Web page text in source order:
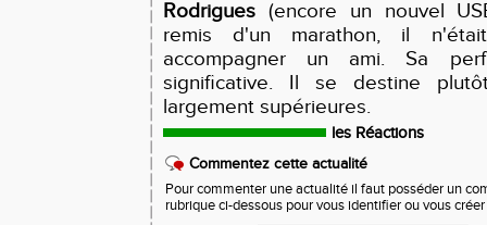
Rodrigues (encore un nouvel
remis d'un marathon, il
accompagner un ami. Sa
significative. Il se destine
largement supérieures.
les Réactions
Commentez cette actualité
Pour commenter une actualité il faut posséder un
rubrique ci-dessous pour vous identifier ou vous